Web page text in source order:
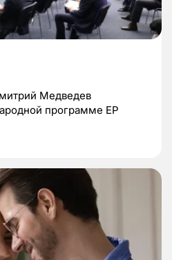
Медведев
программе ЕР